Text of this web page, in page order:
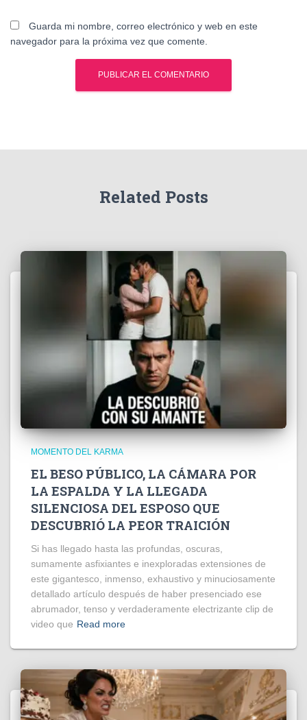
Guarda mi nombre, correo electrónico y web en este
navegador para la próxima vez que comente.
Related Posts
MOMENTO DEL KARMA
EL BESO PÚBLICO, LA CÁMARA POR
LA ESPALDA Y LA LLEGADA
SILENCIOSA DEL ESPOSO QUE
DESCUBRIÓ LA PEOR TRAICIÓN
Si has llegado hasta las profundas, oscuras,
sumamente asfixiantes e inexploradas extensiones de
este gigantesco, inmenso, exhaustivo y minuciosamente
detallado artículo después de haber presenciado ese
abrumador, tenso y verdaderamente electrizante clip de
video que Read more